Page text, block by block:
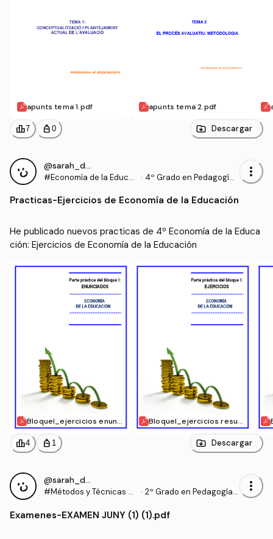
apunts tema 1.pdf apunts tema 2.pdf
leaderboard7 personal_bag 0 Descargar
@sarah_dauber
#Economía de la Educa
· 4º Grado en Pedagogía
more_vert
Practicas-Ejercicios de Economía de la Educación
He publicado nuevos practicas de 4º Economía de la Educa
ción: Ejercicios de Economía de la Educación
BloqueI_ejercicios enunci
ados.pdf
BloqueI_ejercicios resuel
tos.pdf
leaderboard4 personal_bag 1 Descargar
@sarah_dauber
#Métodos y Técnicas de
· 2º Grado en Pedagogía
more_vert
Examenes-EXAMEN JUNY (1) (1).pdf